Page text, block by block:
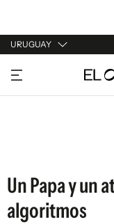
URUGUAY
URUGUAY
ARGENTINA
Un Papa y un
algoritmos